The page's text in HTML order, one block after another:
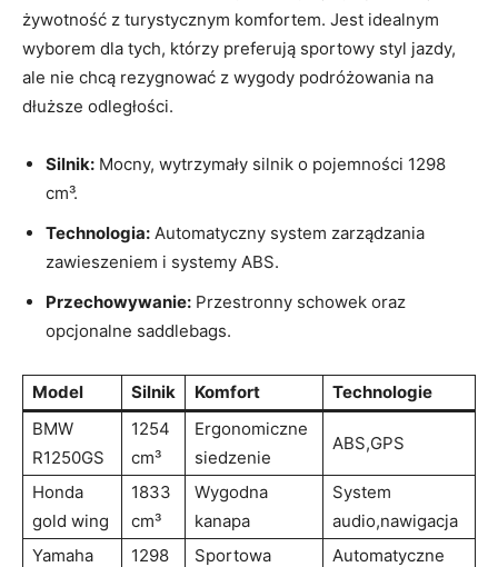
żywotność z turystycznym komfortem. Jest idealnym
wyborem dla tych, którzy preferują sportowy styl jazdy,
ale nie chcą rezygnować z wygody podróżowania na
dłuższe odległości.
Silnik: Mocny, wytrzymały silnik o pojemności 1298
cm³.
Technologia: Automatyczny system zarządzania
zawieszeniem i systemy ABS.
Przechowywanie: Przestronny schowek oraz
opcjonalne saddlebags.
Model Silnik Komfort
Technologie
BMW
R1250GS
1254
cm³
Ergonomiczne
siedzenie
ABS,GPS
Honda
gold wing
1833
cm³
Wygodna
kanapa
System
audio,nawigacja
Yamaha
1298
Sportowa
Automatyczne